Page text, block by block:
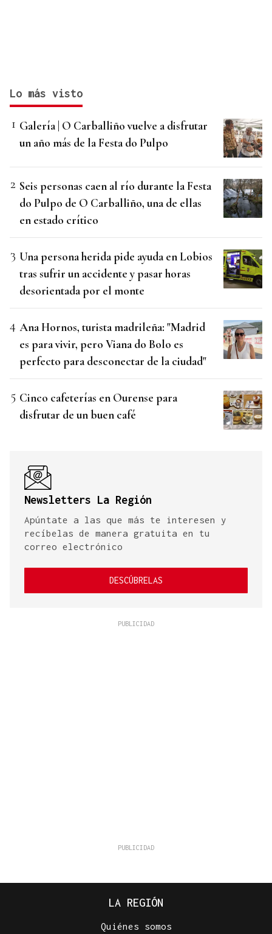
Lo más visto
Galería | O Carballiño vuelve a disfrutar
un año más de la Festa do Pulpo
Seis personas caen al río durante la Festa
do Pulpo de O Carballiño, una de ellas
en estado crítico
Una persona herida pide ayuda en Lobios
tras sufrir un accidente y pasar horas
desorientada por el monte
Ana Hornos, turista madrileña: "Madrid
es para vivir, pero Viana do Bolo es
perfecto para desconectar de la ciudad"
Cinco cafeterías en Ourense para
disfrutar de un buen café
Newsletters La Región
Apúntate a las que más te interesen y
recíbelas de manera gratuita en tu
correo electrónico
DESCÚBRELAS
LA REGIÓN
Quiénes somos